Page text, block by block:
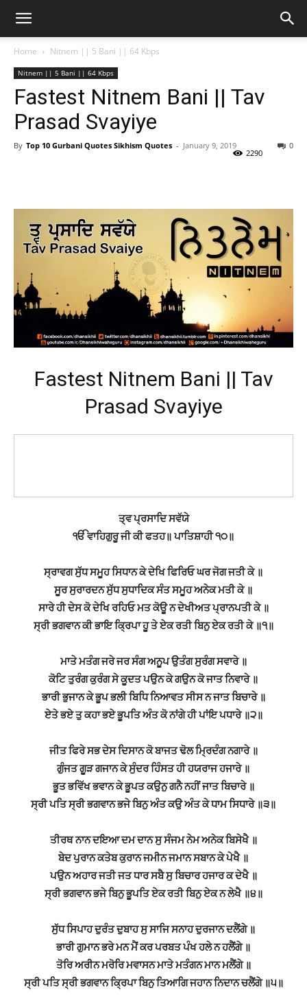
Home Nitnem || 5 Bani || 64 Kbps
Nitnem || 5 Bani || 64 Kbps
Fastest Nitnem Bani || Tav
Prasad Svayiye
By Top 10 Gurbani Quotes Sikhism Quotes - January 9, 2019 0
2290
Fastest Nitnem Bani || Tav
Prasad Svayiye
ਤ੍ਵ ਪ੍ਰਸਾਦਿ ਸਵੱਯੇ
ੴ ਵਾਹਿਗੁਰੂ ਜੀ ਕੀ ਫਤਹ॥ ਪਾਤਿਸ਼ਾਹੀ ੧੦॥
ਸ੍ਰਾਵਗ ਸੁੱਧ ਸਮੂਹ ਸਿਧਾਨ ਕੇ ਦੇਖਿ ਫਿਰਿਓ ਘਰ ਜੋਗ ਜਤੀ ਕੇ ॥
ਸੂਰ ਸੁਰਾਰਦਨ ਸੁੱਧ ਸੁਧਾਦਿਕ ਸੰਤ ਸਮੂਹ ਅਨੇਕ ਮਤੀ ਕੇ ॥
ਸਾਰੇ ਹੀ ਦੇਸ ਕੋ ਦੇਖਿ ਰਹਿਓ ਮਤ ਕੋਊ ਨ ਦੇਖੀਅਤ ਪ੍ਰਾਨਪਤੀ ਕੇ ॥
ਸ੍ਰੀ ਭਗਵਾਨ ਕੀ ਭਾਇ ਕ੍ਰਿਪਾ ਹੂ ਤੇ ਏਕ ਰਤੀ ਬਿਨੁ ਏਕ ਰਤੀ ਕੇ ॥੧॥
ਮਾਤੇ ਮਤੰਗ ਜਰੇ ਜਰ ਸੰਗ ਅਨੂਪ ਉਤੰਗ ਸੁਰੰਗ ਸਵਾਰੇ ॥
ਕੋਟਿ ਤੁਰੰਗ ਕੁਰੰਗ ਸੇ ਕੂਦਤ ਪਉਨ ਕੇ ਗਉਨ ਕੋ ਜਾਤ ਨਿਵਾਰੇ ॥
ਭਾਰੀ ਭੁਜਾਨ ਕੇ ਭੂਪ ਭਲੀ ਬਿਧਿ ਨਿਆਵਤ ਸੀਸ ਨ ਜਾਤ ਬਿਚਾਰੇ ॥
ਏਤੇ ਭਏ ਤੁ ਕਹਾ ਭਏ ਭੂਪਤਿ ਅੰਤ ਕੋ ਨਾਂਗੇ ਹੀ ਪਾਂਇ ਪਧਾਰੇ ॥੨॥
ਜੀਤ ਫਿਰੇ ਸਭ ਦੇਸ ਦਿਸਾਨ ਕੋ ਬਾਜਤ ਢੋਲ ਮ੍ਰਿਦੰਗ ਨਗਾਰੇ ॥
ਗੁੰਜਤ ਗੂੜ ਗਜਾਨ ਕੇ ਸੁੰਦਰ ਹਿੰਸਤ ਹੀ ਹਯਰਾਜ ਹਜਾਰੇ ॥
ਭੂਤ ਭਵਿੱਖ ਭਵਾਨ ਕੇ ਭੂਪਤ ਕਉਨੁ ਗਨੈ ਨਹੀਂ ਜਾਤ ਬਿਚਾਰੇ ॥
ਸ੍ਰੀ ਪਤਿ ਸ੍ਰੀ ਭਗਵਾਨ ਭਜੇ ਬਿਨੁ ਅੰਤ ਕਉ ਅੰਤ ਕੇ ਧਾਮ ਸਿਧਾਰੇ ॥੩॥
ਤੀਰਥ ਨਾਨ ਦਇਆ ਦਮ ਦਾਨ ਸੁ ਸੰਜਮ ਨੇਮ ਅਨੇਕ ਬਿਸੇਖੈ ॥
ਬੇਦ ਪੁਰਾਨ ਕਤੇਬ ਕੁਰਾਨ ਜਮੀਨ ਜਮਾਨ ਸਬਾਨ ਕੇ ਪੇਖੈ ॥
ਪਉਨ ਅਹਾਰ ਜਤੀ ਜਤ ਧਾਰ ਸਬੈ ਸੁ ਬਿਚਾਰ ਹਜਾਰ ਕ ਦੇਖੈ ॥
ਸ੍ਰੀ ਭਗਵਾਨ ਭਜੇ ਬਿਨੁ ਭੂਪਤਿ ਏਕ ਰਤੀ ਬਿਨੁ ਏਕ ਨ ਲੇਖੈ ॥੪॥
ਸੁੱਧ ਸਿਪਾਹ ਦੁਰੰਤ ਦੁਬਾਹ ਸੁ ਸਾਜਿ ਸਨਾਹ ਦੁਰਜਾਨ ਦਲੈਂਗੇ ॥
ਭਾਰੀ ਗੁਮਾਨ ਭਰੇ ਮਨ ਮੈਂ ਕਰ ਪਰਬਤ ਪੰਖ ਹਲੇ ਨ ਹਲੈਂਗੇ ॥
ਤੋਰਿ ਅਰੀਨ ਮਰੋਰਿ ਮਵਾਸਨ ਮਾਤੇ ਮਤੰਗਨ ਮਾਨ ਮਲੈਂਗੇ ॥
ਸ੍ਰੀ ਪਤਿ ਸ੍ਰੀ ਭਗਵਾਨ ਕ੍ਰਿਪਾ ਬਿਨੁ ਤਿਆਗਿ ਜਹਾਨ ਨਿਦਾਨ ਚਲੈਂਗੇ ॥੫॥